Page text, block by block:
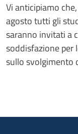
Vi anticipiamo
agosto tutti gli
saranno invitati a
soddisfazione per
sullo svolgimento